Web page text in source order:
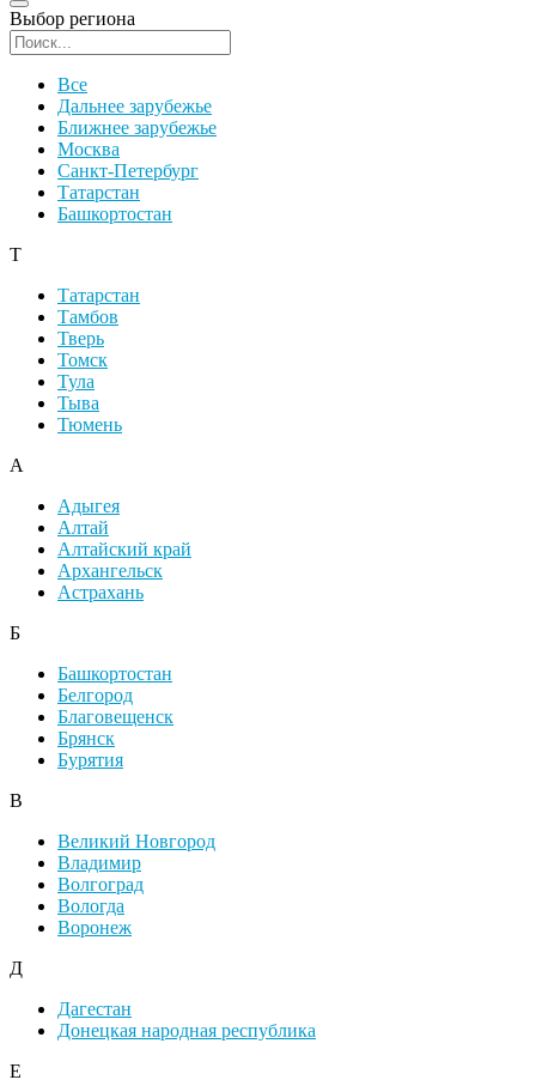
Выбор региона
Все
Дальнее зарубежье
Ближнее зарубежье
Москва
Санкт-Петербург
Татарстан
Башкортостан
Т
Татарстан
Тамбов
Тверь
Томск
Тула
Тыва
Тюмень
А
Адыгея
Алтай
Алтайский край
Архангельск
Астрахань
Б
Башкортостан
Белгород
Благовещенск
Брянск
Бурятия
В
Великий Новгород
Владимир
Волгоград
Вологда
Воронеж
Д
Дагестан
Донецкая народная республика
Е